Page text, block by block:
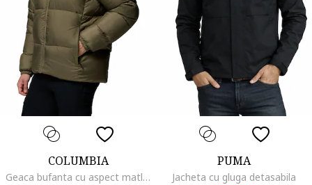
COLUMBIA
Geaca bufanta cu aspect matlasat Puffect III, Negru/Verde masliniu
PUMA
Jacheta cu gluga detasabila